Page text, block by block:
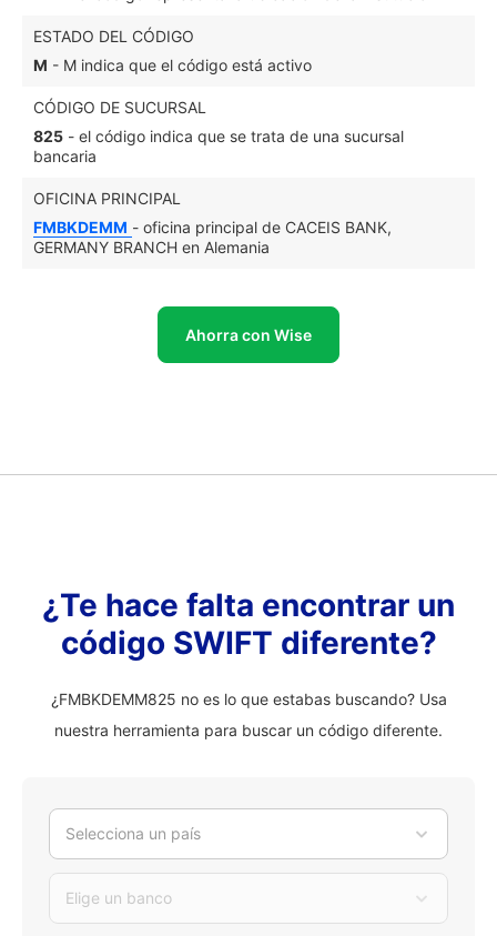
ESTADO DEL CÓDIGO
M - M indica que el código está activo
CÓDIGO DE SUCURSAL
825 - el código indica que se trata de una sucursal
bancaria
OFICINA PRINCIPAL
FMBKDEMM - oficina principal de CACEIS BANK,
GERMANY BRANCH en Alemania
Ahorra con Wise
¿Te hace falta encontrar un
código SWIFT diferente?
¿FMBKDEMM825 no es lo que estabas buscando? Usa
nuestra herramienta para buscar un código diferente.
Selecciona un país
Elige un banco